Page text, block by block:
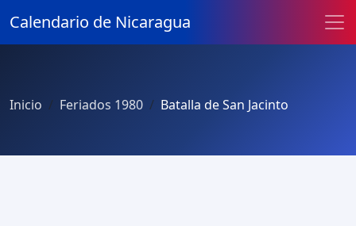
Calendario de Nicaragua
Inicio Feriados 1980 Batalla de San Jacinto